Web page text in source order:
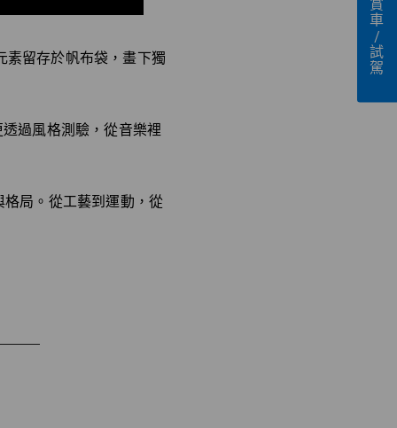
素留存於帆布袋，畫下獨
過風格測驗，從音樂裡
格局。從工藝到運動，從
車
/
試
駕